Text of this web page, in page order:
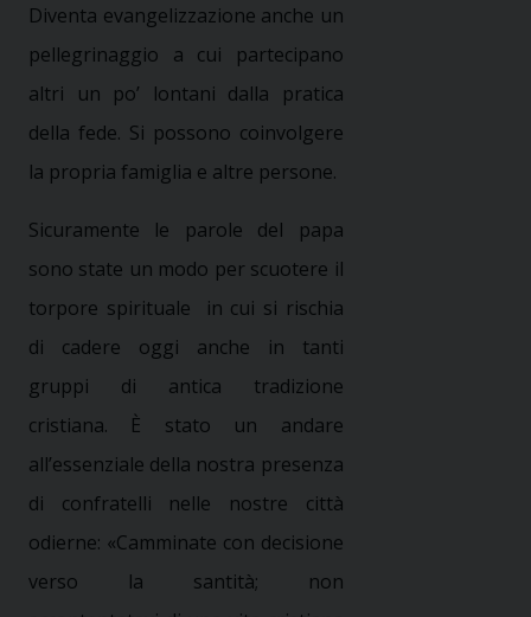
Diventa evangelizzazione anche un
pellegrinaggio a cui partecipano
altri un po’ lontani dalla pratica
della fede. Si possono coinvolgere
la propria famiglia e altre persone.
Sicuramente le parole del papa
sono state un modo per scuotere il
torpore spirituale
in cui si rischia
di cadere oggi anche in tanti
gruppi di antica tradizione
cristiana. È stato un andare
all’essenziale della nostra presenza
di confratelli nelle nostre città
odierne: «Camminate con decisione
verso la santità; non